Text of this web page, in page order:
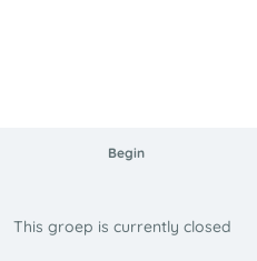
Begin
This groep is currently closed